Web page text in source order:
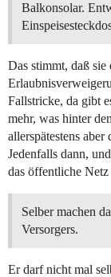
Balkonsolar.
Das stimmt, daß sie
Fallstricke, da gibt
mehr, was hinter
allerspätestens
Jedenfalls dann,
das öffentliche
Selber machen
Versorgers.
Er darf nicht mal